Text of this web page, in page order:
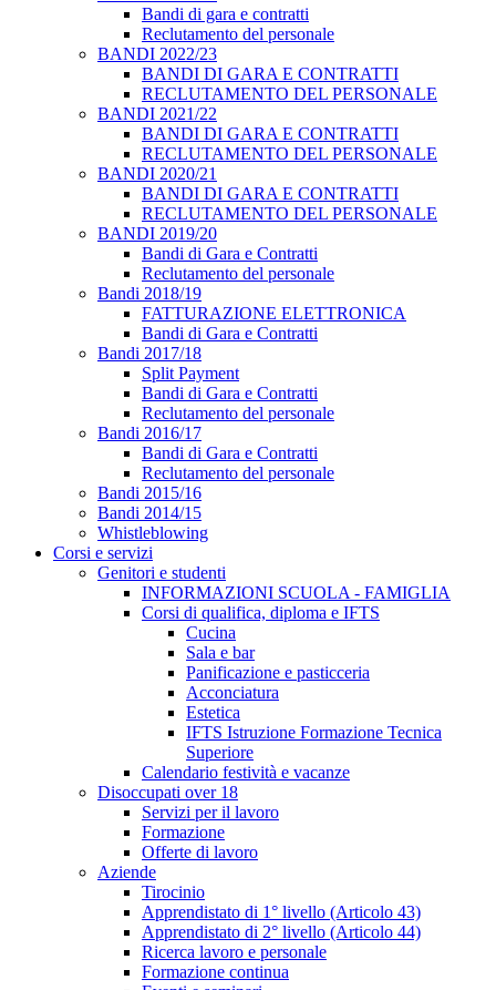
Bandi di gara e contratti
Reclutamento del personale
BANDI 2022/23
BANDI DI GARA E CONTRATTI
RECLUTAMENTO DEL PERSONALE
BANDI 2021/22
BANDI DI GARA E CONTRATTI
RECLUTAMENTO DEL PERSONALE
BANDI 2020/21
BANDI DI GARA E CONTRATTI
RECLUTAMENTO DEL PERSONALE
BANDI 2019/20
Bandi di Gara e Contratti
Reclutamento del personale
Bandi 2018/19
FATTURAZIONE ELETTRONICA
Bandi di Gara e Contratti
Bandi 2017/18
Split Payment
Bandi di Gara e Contratti
Reclutamento del personale
Bandi 2016/17
Bandi di Gara e Contratti
Reclutamento del personale
Bandi 2015/16
Bandi 2014/15
Whistleblowing
Corsi e servizi
Genitori e studenti
INFORMAZIONI SCUOLA - FAMIGLIA
Corsi di qualifica, diploma e IFTS
Cucina
Sala e bar
Panificazione e pasticceria
Acconciatura
Estetica
IFTS Istruzione Formazione Tecnica
Superiore
Calendario festività e vacanze
Disoccupati over 18
Servizi per il lavoro
Formazione
Offerte di lavoro
Aziende
Tirocinio
Apprendistato di 1° livello (Articolo 43)
Apprendistato di 2° livello (Articolo 44)
Ricerca lavoro e personale
Formazione continua